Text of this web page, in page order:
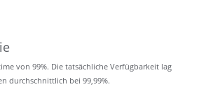
von 99%. Die tatsächliche Verfügbarkeit lag
durchschnittlich bei 99,99%.